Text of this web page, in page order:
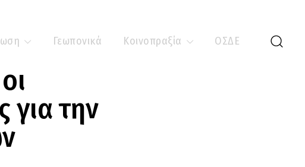
Γεωπονικά Κοινοπραξία ΟΣΔΕ
για την